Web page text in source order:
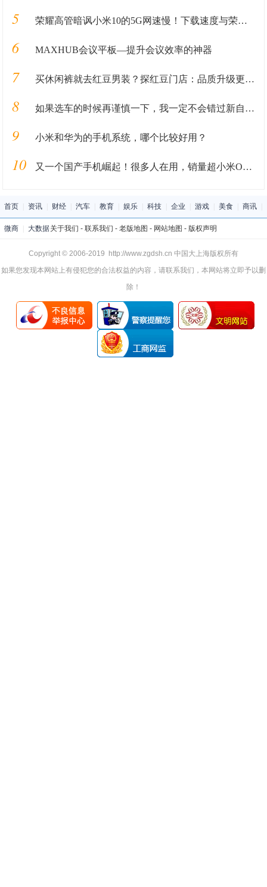
5 荣耀高管暗讽小米10的5G网速慢！下载速度与荣耀V30相差4.2倍？
6 MAXHUB会议平板—提升会议效率的神器
7 买休闲裤就去红豆男装？探红豆门店：品质升级更有型
8 如果选车的时候再谨慎一下，我一定不会错过新自由光2.0T
9 小米和华为的手机系统，哪个比较好用？
10 又一个国产手机崛起！很多人在用，销量超小米OPPO，老板白手起家
首页 资讯 财经 汽车 教育 娱乐 科技 企业 游戏 美食 商讯
微商 大数据关于我们 - 联系我们 - 老版地图 - 网站地图 - 版权声明
Copyright © 2006-2019 http://www.zgdsh.cn 中国大上海版权所有
如果您发现本网站上有侵犯您的合法权益的内容，请联系我们，本网站将立即予以删
除！